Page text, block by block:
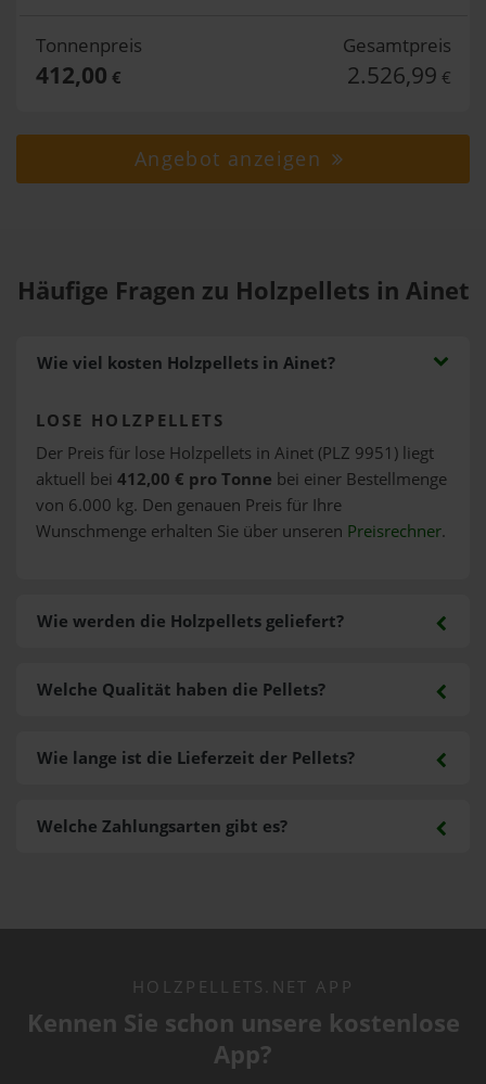
Tonnenpreis
412,00 €
Gesamtpreis
2.526,99 €
Angebot anzeigen
Häufige Fragen zu Holzpellets in Ainet
Wie viel kosten Holzpellets in Ainet?
LOSE HOLZPELLETS
Der Preis für lose Holzpellets in Ainet (PLZ 9951) liegt
aktuell bei 412,00 € pro Tonne bei einer Bestellmenge
von 6.000 kg. Den genauen Preis für Ihre
Wunschmenge erhalten Sie über unseren Preisrechner.
Wie werden die Holzpellets geliefert?
Welche Zahlungsarten gibt es?
Welche Qualität haben die Pellets?
Wie lange ist die Lieferzeit der Pellets?
HOLZPELLETS.NET APP
Kennen Sie schon unsere kostenlose
App?